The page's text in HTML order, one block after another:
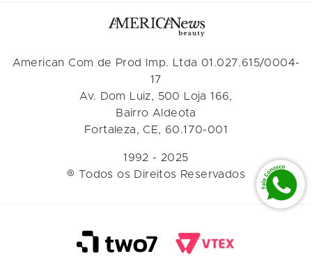
American Com de Prod Imp. Ltda 01.027.615/0004-
17
Av. Dom Luiz, 500 Loja 166,
Bairro Aldeota
Fortaleza, CE, 60.170-001
1992 - 2025
® Todos os Direitos Reservados